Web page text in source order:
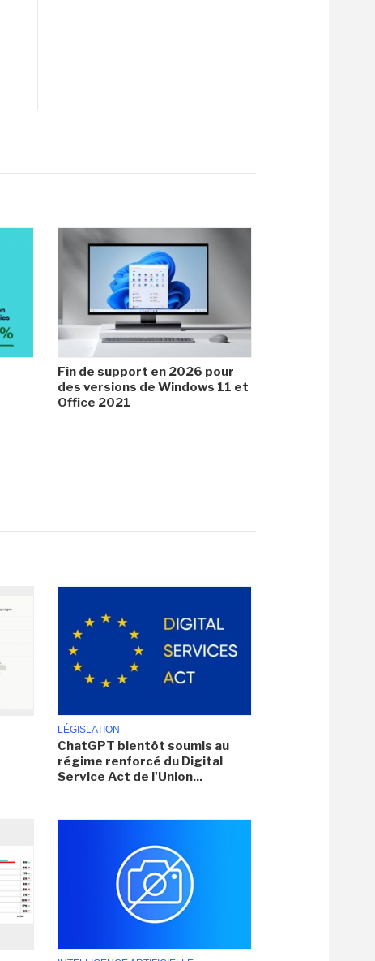
Fin de support en 2026 pour
des versions de Windows 11 et
Office 2021
LÉGISLATION
ChatGPT bientôt soumis au
régime renforcé du Digital
Service Act de l'Union...